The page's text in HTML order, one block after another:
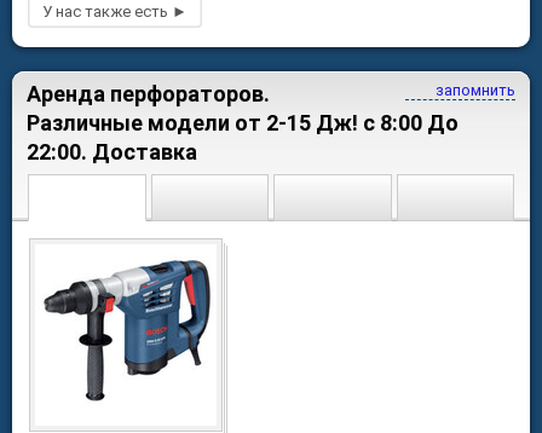
запомнить
Аренда перфораторов.
Различные модели от 2-15 Дж! c 8:00 До
22:00. Доставка